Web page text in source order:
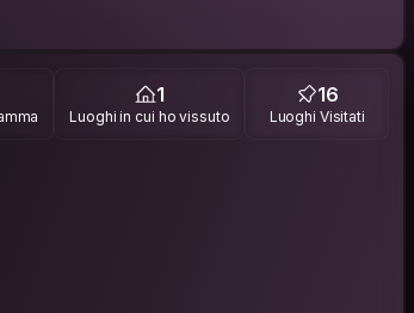
1
Luoghi in cui ho vissuto
16
Luoghi Visitati